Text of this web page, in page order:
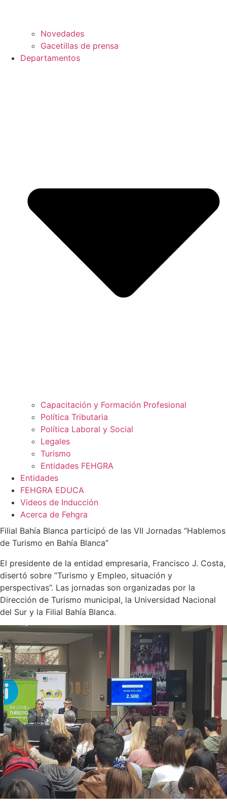
Novedades
Gacetillas de prensa
Departamentos
Capacitación y Formación Profesional
Política Tributaria
Política Laboral y Social
Legales
Turismo
Entidades FEHGRA
Entidades
FEHGRA EDUCA
Videos de Inducción
Acerca de Fehgra
Filial Bahía Blanca participó de las VII Jornadas “Hablemos
de Turismo en Bahía Blanca”
El presidente de la entidad empresaria, Francisco J. Costa,
disertó sobre “Turismo y Empleo, situación y
perspectivas”. Las jornadas son organizadas por la
Dirección de Turismo municipal, la Universidad Nacional
del Sur y la Filial Bahía Blanca.